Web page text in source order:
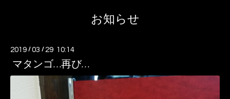
お知らせ
2019 /03 / 29 10:14
マタンゴ…再び…